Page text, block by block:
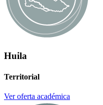
Huila
Territorial
Ver oferta académica